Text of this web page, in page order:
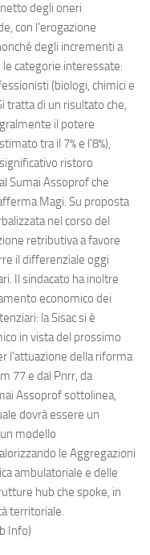
degli oneri
con l'erogazione
degli incrementi a
categorie interessate:
(biologi, chimici e
tratta di un risultato che,
il potere
tra il 7% e l'8%),
ristoro
Sumai Assoprof che
Magi. Su proposta
nel corso del
retributiva a favore
il differenziale oggi
Il sindacato ha inoltre
economico dei
la Sisac si è
in vista del prossimo
l'attuazione della riforma
77 e dal Pnrr, da
Assoprof sottolinea,
dovrà essere un
modello
le Aggregazioni
ambulatoriale e delle
hub che spoke, in
territoriale.
Info)